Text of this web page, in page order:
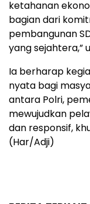
ketahanan
bagian dari
pembangunan
yang sejahtera,”
Ia berharap
nyata bagi
antara Polri,
mewujudkan
dan responsif,
(Har/Adji)